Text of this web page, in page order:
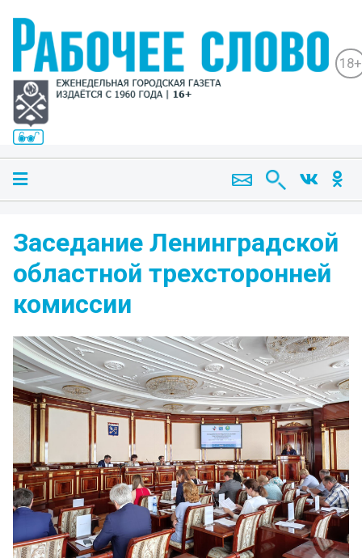
18+
Заседание Ленинградской
областной трехсторонней
комиссии